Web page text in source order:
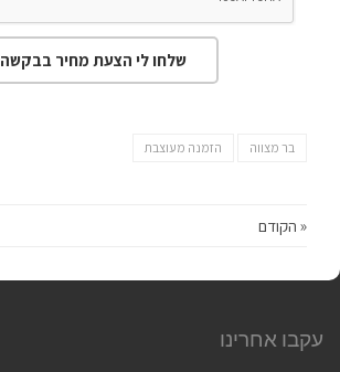
שלחו לי הצעת מחיר בבקשה
בר מצווה הזמנה מעוצבת
« הקודם
עקבו אחרינו